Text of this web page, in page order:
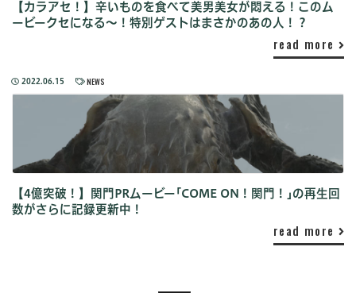
【カラアセ！】辛いものを食べて美男美女が悶える！このム
ービークセになる〜！特別ゲストはまさかのあの人！？
read more
2022.06.15 NEWS
【4億突破！】関門PRムービー｢COME ON！関門！｣の再生回
数がさらに記録更新中！
read more